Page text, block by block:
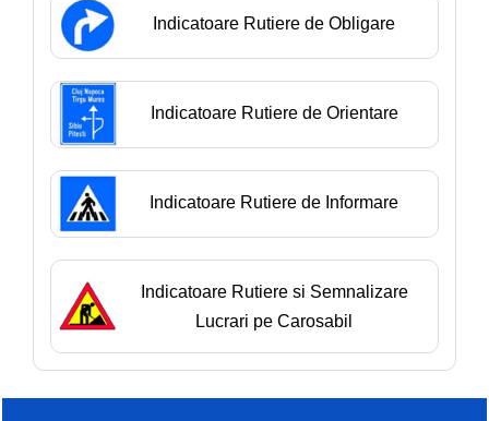
Indicatoare Rutiere de Obligare
Indicatoare Rutiere de Orientare
Indicatoare Rutiere de Informare
Indicatoare Rutiere si Semnalizare
Lucrari pe Carosabil